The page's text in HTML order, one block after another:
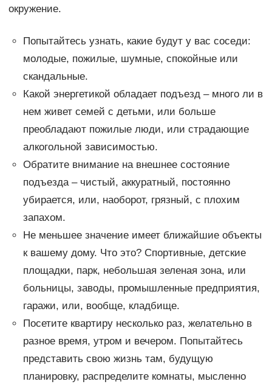
окружение.
Попытайтесь узнать, какие будут у вас соседи:
молодые, пожилые, шумные, спокойные или
скандальные.
Какой энергетикой обладает подъезд – много ли в
нем живет семей с детьми, или больше
преобладают пожилые люди, или страдающие
алкогольной зависимостью.
Обратите внимание на внешнее состояние
подъезда – чистый, аккуратный, постоянно
убирается, или, наоборот, грязный, с плохим
запахом.
Не меньшее значение имеет ближайшие объекты
к вашему дому. Что это? Спортивные, детские
площадки, парк, небольшая зеленая зона, или
больницы, заводы, промышленные предприятия,
гаражи, или, вообще, кладбище.
Посетите квартиру несколько раз, желательно в
разное время, утром и вечером. Попытайтесь
представить свою жизнь там, будущую
планировку, распределите комнаты, мысленно